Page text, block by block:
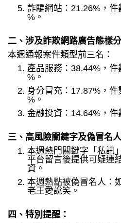
詐騙網站：21.26%，
%。
二、涉及詐欺網路廣告態樣分
本週通報案件類型前三名：
產品服務：38.44%，
%。
身分冒充：17.87%，
%。
金融投資：14.64%，件
三、高風險關鍵字及偽冒名
本週熱門關鍵字「私訊
平台留言後提供可疑連
資。
本週熱點被偽冒名人：
老王愛說笑。
四、特別提醒：